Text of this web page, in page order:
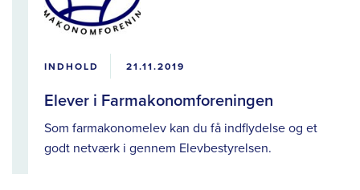
INDHOLD 21.11.2019
Elever i Farmakonomforeningen
Som farmakonomelev kan du få indflydelse og et
godt netværk i gennem Elevbestyrelsen.